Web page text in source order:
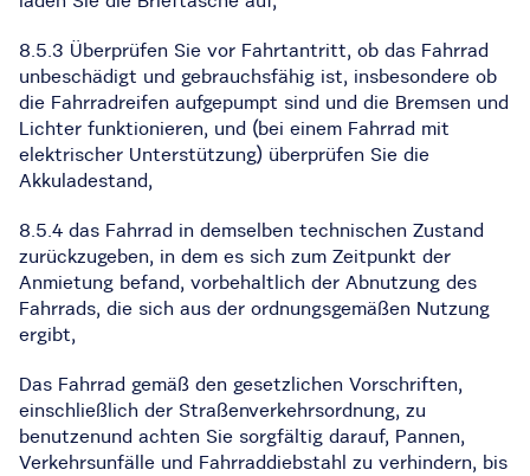
8.5.3 Überprüfen Sie vor Fahrtantritt, ob das Fahrrad
unbeschädigt und gebrauchsfähig ist, insbesondere ob
die Fahrradreifen aufgepumpt sind und die Bremsen und
Lichter funktionieren, und (bei einem Fahrrad mit
elektrischer Unterstützung) überprüfen Sie die
Akkuladestand,
8.5.4 das Fahrrad in demselben technischen Zustand
zurückzugeben, in dem es sich zum Zeitpunkt der
Anmietung befand, vorbehaltlich der Abnutzung des
Fahrrads, die sich aus der ordnungsgemäßen Nutzung
ergibt,
Das Fahrrad gemäß den gesetzlichen Vorschriften,
einschließlich der Straßenverkehrsordnung, zu
benutzenund achten Sie sorgfältig darauf, Pannen,
Verkehrsunfälle und Fahrraddiebstahl zu verhindern, bis